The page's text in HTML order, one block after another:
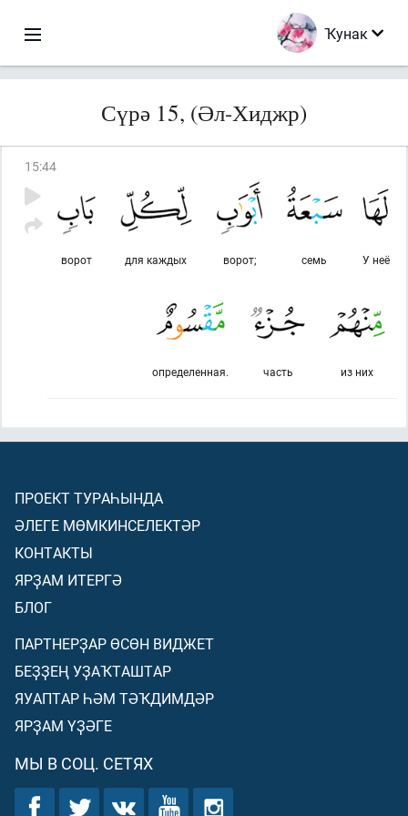
Ҡунак
Сүрә 15, (Әл-Хиджр)
15:44
У неё
семь
ворот;
для каждых
ворот
из них
часть
определенная.
ПРОЕКТ ТУРАҺЫНДА
ӘЛЕГЕ МӨМКИНСЕЛЕКТӘР
КОНТАКТЫ
ЯРҘАМ ИТЕРГӘ
БЛОГ
ПАРТНЕРҘАР ӨСӨН ВИДЖЕТ
БЕҘҘЕҢ УҘАҠТАШТАР
ЯУАПТАР ҺӘМ ТӘҠДИМДӘР
ЯРҘАМ ҮҘӘГЕ
МЫ В СОЦ. СЕТЯХ